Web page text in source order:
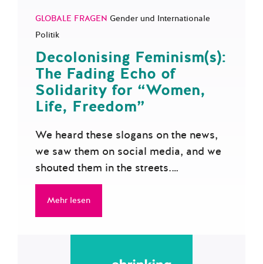
GLOBALE FRAGEN Gender und Internationale
Politik
Decolonising Feminism(s):
The Fading Echo of
Solidarity for “Women,
Life, Freedom”
We heard these slogans on the news,
we saw them on social media, and we
shouted them in the streets.…
Mehr lesen